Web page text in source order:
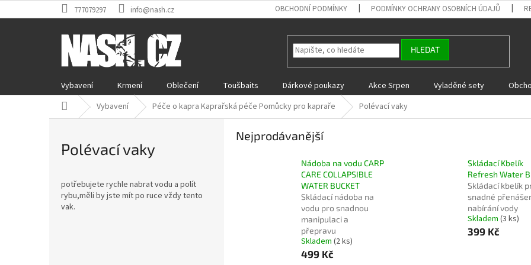
na
777079297 info@nash.cz OBCHODNÍ PODMÍNKY PODMÍNKY OCHRANY OSOBNÍCH ÚDAJŮ
HLEDAT
Vybavení Krmení Oblečení Toušbaits Dárkové poukazy Akce Srpen Vyladěné sety
Domů Vybavení Péče o kapra Kaprařská péče Pomůcky pro kapraře Polévací vaky
Polévací vaky
potřebujete rychle nabrat vodu a polít
rybu,měli by jste mít po ruce vždy tento
vak.
Nejprodávanější
Nádoba na vodu CARP
CARE COLLAPSIBLE
WATER BUCKET
Skládací nádoba na
vodu pro snadnou
manipulaci a
přepravu
Skladem (2 ks)
499 Kč
Skládací Kbelík
Refresh Water
Skládací kbelík
snadné
nabírání vody
Skladem (3 ks)
399 Kč